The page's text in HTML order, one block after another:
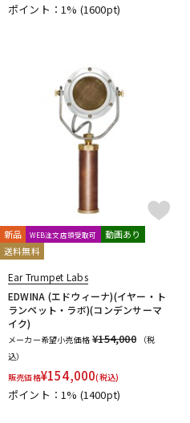
ポイント：1% (1600pt)
新品 WEB注文店頭受取可
動画あり
送料無料
Ear Trumpet Labs
EDWINA (エドウィーナ)(イヤー・ト
ランペット・ラボ)(コンデンサーマ
イク)
メーカー希望小売価格 ¥154,000
（税
込）
販売価格¥154,000(税込)
ポイント：1% (1400pt)